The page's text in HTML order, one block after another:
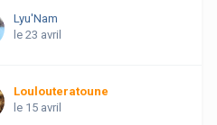
Lyu'Nam
le 23 avril
Loulouteratoune
le 15 avril